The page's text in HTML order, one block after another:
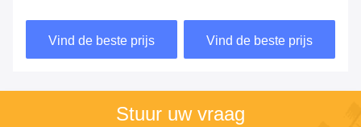
Film voor de Bouw van
Voorgevel
Vind de beste prijs Vind de beste prijs
Stuur uw vraag